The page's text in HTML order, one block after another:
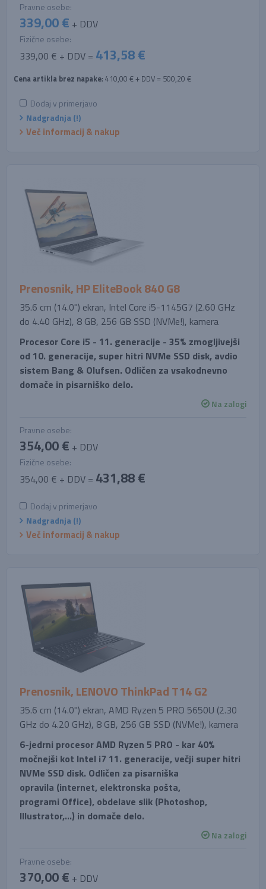
Pravne osebe:
339,00 € + DDV
Fizične osebe:
339,00 € + DDV = 413,58 €
Cena artikla brez napake: 410,00 € + DDV = 500,20 €
Dodaj v primerjavo
Nadgradnja (!)
Več informacij & nakup
Prenosnik, HP EliteBook 840 G8
35.6 cm (14.0'') ekran, Intel Core i5-1145G7 (2.60 GHz
do 4.40 GHz), 8 GB, 256 GB SSD (NVMe!), kamera
Procesor Core i5 - 11. generacije - 35% zmogljivejši
od 10. generacije, super hitri NVMe SSD disk, avdio
sistem Bang & Olufsen. Odličen za vsakodnevno
domače in pisarniško delo.
Na zalogi
Pravne osebe:
354,00 € + DDV
Fizične osebe:
354,00 € + DDV = 431,88 €
Dodaj v primerjavo
Nadgradnja (!)
Več informacij & nakup
Prenosnik, LENOVO ThinkPad T14 G2
35.6 cm (14.0'') ekran, AMD Ryzen 5 PRO 5650U (2.30
GHz do 4.20 GHz), 8 GB, 256 GB SSD (NVMe!), kamera
6-jedrni procesor AMD Ryzen 5 PRO - kar 40%
močnejši kot Intel i7 11. generacije, večji super hitri
NVMe SSD disk. Odličen za pisarniška
opravila (internet, elektronska pošta,
programi Office), obdelave slik (Photoshop,
Illustrator,...) in domače delo.
Na zalogi
Pravne osebe:
370,00 € + DDV